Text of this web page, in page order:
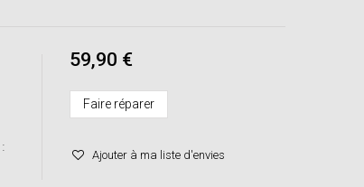
59,90 €
Faire réparer
Ajouter à ma liste d'envies